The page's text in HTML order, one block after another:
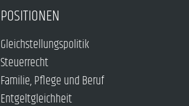
POSITIONEN
Gleichstellungspolitik
Steuerrecht
Familie, Pflege und Beruf
Entgeltgleichheit